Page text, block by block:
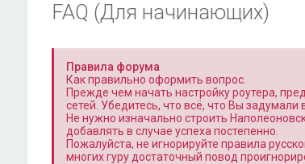
FAQ (Для начинающих)
Правила форума
Как правильно оформить вопрос.
Прежде чем начать настройку роутера,
сетей. Убедитесь, что всё, что Вы
Не нужно изначально строить
добавлять в случае успеха постепенно.
Пожалуйста, не игнорируйте правила
многих гуру достаточный повод